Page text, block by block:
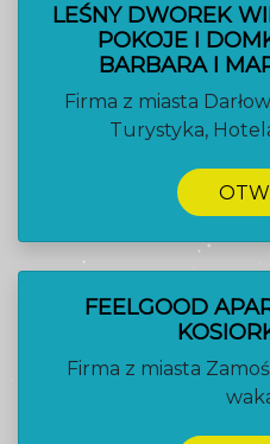
LEŚNY DWOREK
POKOJE I
BARBARA I
Firma z miasta
Turystyka,
FEELGOOD
Firma z miasta